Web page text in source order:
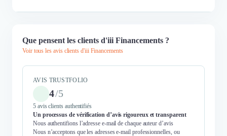
Que pensent les clients d'iii Financements ?
Voir tous les avis clients d'iii Financements
AVIS TRUSTFOLIO
4/5
5 avis clients authentifiés
Un processus de vérification d’avis rigoureux et transparent
Nous authentifions l’adresse e-mail de chaque auteur d’avis
Nous n’acceptons que les adresses e-mail professionnelles, ou